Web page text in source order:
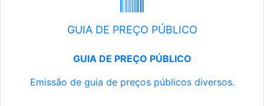
GUIA DE PREÇO PÚBLICO
GUIA DE PREÇO PÚBLICO
Emissão de guia de preços públicos diversos.